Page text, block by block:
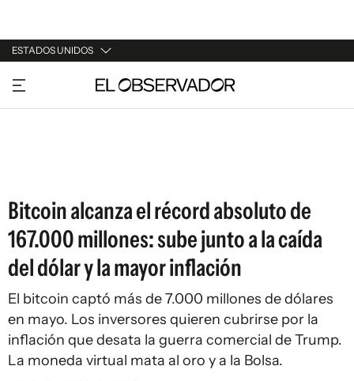
ESTADOS UNIDOS
URUGUAY
ARGENTINA
Bitcoin alcanza el récord absoluto de
167.000 millones: sube junto a la caída
del dólar y la mayor inflación
El bitcoin captó más de 7.000 millones de dólares
en mayo. Los inversores quieren cubrirse por la
inflación que desata la guerra comercial de Trump.
La moneda virtual mata al oro y a la Bolsa.